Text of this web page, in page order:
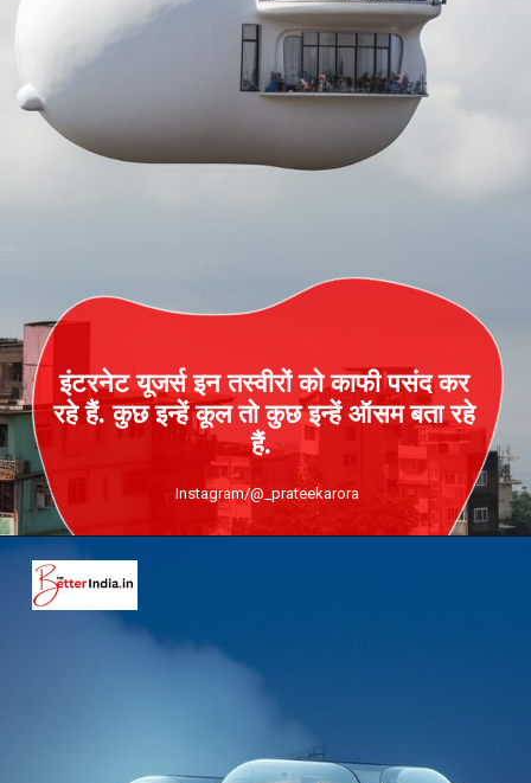
इंटरनेट यूजर्स इन तस्‍वीरों को काफी पसंद कर
रहे हैं. कुछ इन्‍हें कूल तो कुछ इन्‍हें ऑसम बता रहे
हैं.
Instagram/@_prateekarora